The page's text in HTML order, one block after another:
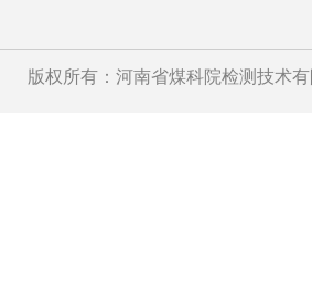
版权所有：河南省煤科院检测技术